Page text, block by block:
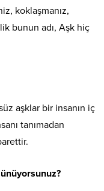
koklaşmanız,
bunun adı, Aşk hiç
aşklar bir insanın iç
tanımadan